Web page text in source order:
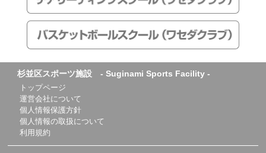
杉並区スポーツ施設 - Suginami Sports Facility -
トップページ
運営会社について
個人情報保護方針
個人情報の取扱について
利用規約